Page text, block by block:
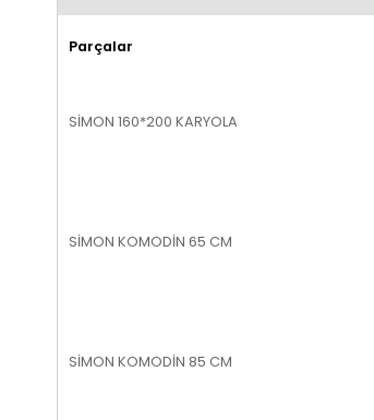
Parçalar
SİMON 160*200 KARYOLA
SİMON KOMODİN 65 CM
SİMON KOMODİN 85 CM